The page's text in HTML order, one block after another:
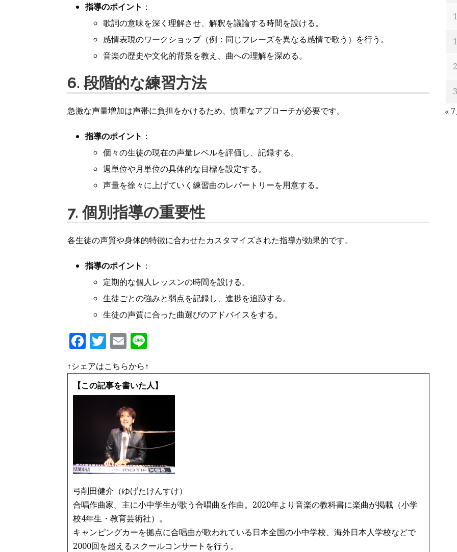
指導のポイント ：
歌詞の意味を深く理解させ、解釈を議論する時間を設ける。
感情表現のワークショップ（例：同じフレーズを異なる感情で歌う）を行う。
音楽の歴史や文化的背景を教え、曲への理解を深める。
6. 段階的な練習方法
急激な声量増加は声帯に負担をかけるため、慎重なアプローチが必要です。
指導のポイント ：
個々の生徒の現在の声量レベルを評価し、記録する。
週単位や月単位の具体的な目標を設定する。
声量を徐々に上げていく練習曲のレパートリーを用意する。
7. 個別指導の重要性
各生徒の声質や身体的特徴に合わせたカスタマイズされた指導が効果的です。
指導のポイント ：
定期的な個人レッスンの時間を設ける。
生徒ごとの強みと弱点を記録し、進捗を追跡する。
生徒の声質に合った曲選びのアドバイスをする。
F
c
e
T
w
it
te
E
m
ai
l
e
↑シェアはこちらから↑
【この記事を書いた人】
弓削田健介（ゆげたけんすけ）
合唱作曲家。主に小中学生が歌う合唱曲を作曲。2020年より音楽の教科書に楽曲が掲載（小学
校4年生・教育芸術社）。
キャンピングカーを拠点に合唱曲が歌われている日本全国の小中学校、海外日本人学校などで
2000回を超えるスクールコンサートを行う。
«